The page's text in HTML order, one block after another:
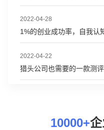
2022-04-28
1%的创业成功率，自我认
2022-04-22
猎头公司也需要的一款测
10000+